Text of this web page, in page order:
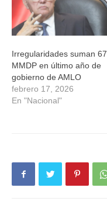
Irregularidades suman 67
MMDP en último año de
gobierno de AMLO
febrero 17, 2026
En "Nacional"